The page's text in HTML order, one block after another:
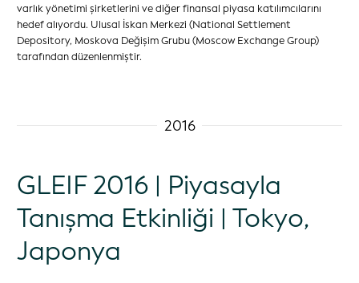
varlık yönetimi şirketlerini ve diğer finansal piyasa katılımcılarını
hedef alıyordu. Ulusal İskan Merkezi (National Settlement
Depository, Moskova Değişim Grubu (Moscow Exchange Group)
tarafından düzenlenmiştir.
2016
GLEIF 2016 | Piyasayla
Tanışma Etkinliği | Tokyo,
Japonya